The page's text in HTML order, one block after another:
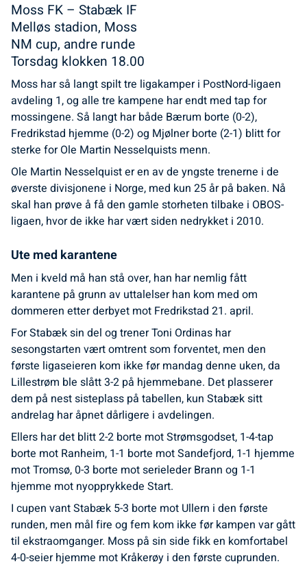
Moss FK – Stabæk IF
Melløs stadion, Moss
NM cup, andre runde
Torsdag klokken 18.00
Moss har så langt spilt tre ligakamper i PostNord-ligaen
avdeling 1, og alle tre kampene har endt med tap for
mossingene. Så langt har både Bærum borte (0-2),
Fredrikstad hjemme (0-2) og Mjølner borte (2-1) blitt for
sterke for Ole Martin Nesselquists menn.
Ole Martin Nesselquist er en av de yngste trenerne i de
øverste divisjonene i Norge, med kun 25 år på baken. Nå
skal han prøve å få den gamle storheten tilbake i OBOS-
ligaen, hvor de ikke har vært siden nedrykket i 2010.
Ute med karantene
Men i kveld må han stå over, han har nemlig fått
karantene på grunn av uttalelser han kom med om
dommeren etter derbyet mot Fredrikstad 21. april.
For Stabæk sin del og trener Toni Ordinas har
sesongstarten vært omtrent som forventet, men den
første ligaseieren kom ikke før mandag denne uken, da
Lillestrøm ble slått 3-2 på hjemmebane. Det plasserer
dem på nest sisteplass på tabellen, kun Stabæk sitt
andrelag har åpnet dårligere i avdelingen.
Ellers har det blitt 2-2 borte mot Strømsgodset, 1-4-tap
borte mot Ranheim, 1-1 borte mot Sandefjord, 1-1 hjemme
mot Tromsø, 0-3 borte mot serieleder Brann og 1-1
hjemme mot nyopprykkede Start.
I cupen vant Stabæk 5-3 borte mot Ullern i den første
runden, men mål fire og fem kom ikke før kampen var gått
til ekstraomganger. Moss på sin side fikk en komfortabel
4-0-seier hjemme mot Kråkerøy i den første cuprunden.